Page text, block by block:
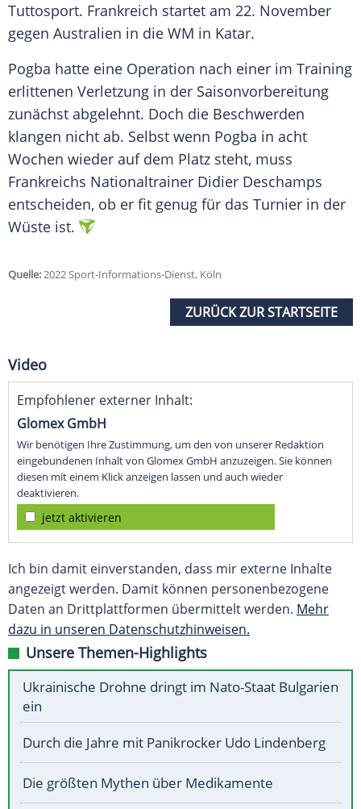
Tuttosport. Frankreich startet am 22. November
gegen Australien in die WM in Katar.
Pogba hatte eine Operation nach einer im Training
erlittenen Verletzung in der Saisonvorbereitung
zunächst abgelehnt. Doch die Beschwerden
klangen nicht ab. Selbst wenn Pogba in acht
Wochen wieder auf dem Platz steht, muss
Frankreichs Nationaltrainer Didier Deschamps
entscheiden, ob er fit genug für das Turnier in der
Wüste ist.
Quelle:2022 Sport-Informations-Dienst, Köln
ZURÜCK ZUR STARTSEITE
Video
Empfohlener externer Inhalt:
Glomex GmbH
Wir benötigen Ihre Zustimmung, um den von unserer Redaktion
eingebundenen Inhalt von Glomex GmbH anzuzeigen. Sie können
diesen mit einem Klick anzeigen lassen und auch wieder
deaktivieren.
jetzt aktivieren
Ich bin damit einverstanden, dass mir externe Inhalte
angezeigt werden. Damit können personenbezogene
Daten an Drittplattformen übermittelt werden. Mehr
dazu in unseren Datenschutzhinweisen.
Unsere Themen-Highlights
Ukrainische Drohne dringt im Nato-Staat Bulgarien
ein
Durch die Jahre mit Panikrocker Udo Lindenberg
Die größten Mythen über Medikamente